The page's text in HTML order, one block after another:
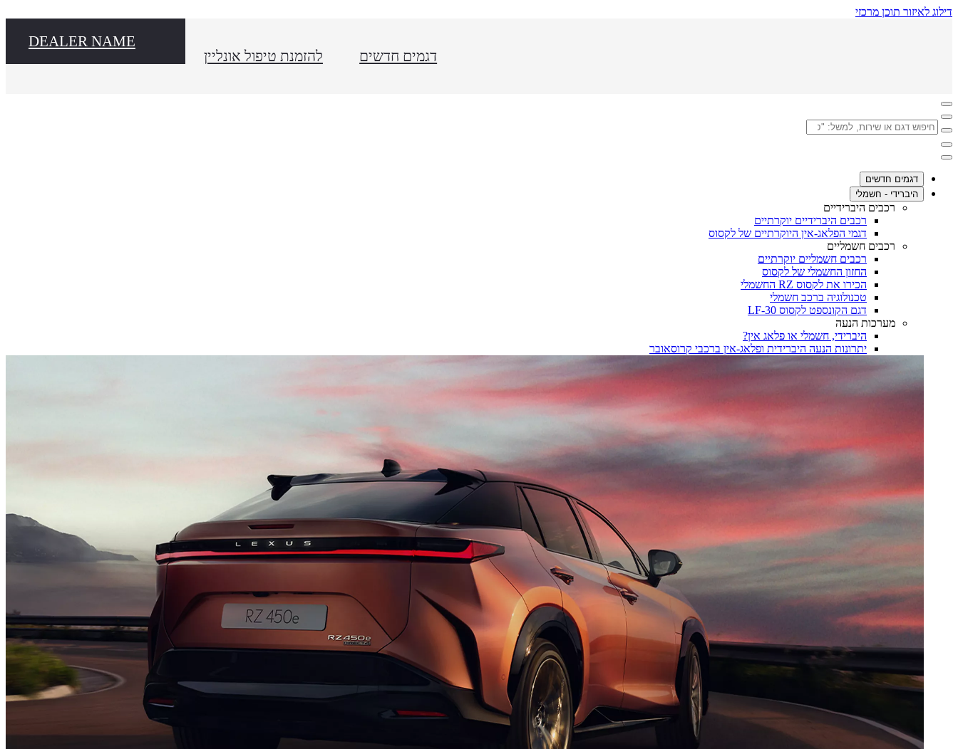
דילוג לאיזור תוכן מרכזי(לחיצה
דגמים חדשים להזמנת טיפול אונליין
DEALER NAME
לחיצה
כאן
כדי
לחזור
הקודם
Click
to
search
דגם
סגור
תפקיד
בנייד
דגמים חדשים
היברידי - חשמלי
רכבים היברידיים
רכבים היברידיים יוקרתיים
דגמי הפלאג-אין היוקרתיים של לקסוס
רכבים חשמליים
רכבים חשמליים יוקרתיים
החזון החשמלי של לקסוס
הכירו את לקסוס RZ החשמלי
טכנולוגיה ברכב חשמלי
דגם הקונספט לקסוס LF-30
מערכות הנעה
היברידי, חשמלי או פלאג אין?
יתרונות הנעה היברידית ופלאג-אין ברכבי קרוסאובר